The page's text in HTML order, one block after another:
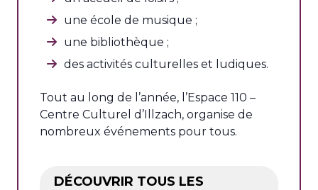
une école de musique ;
une bibliothèque ;
des activités culturelles et ludiques.
Tout au long de l’année, l’Espace 110 –
Centre Culturel d’Illzach, organise de
nombreux événements pour tous.
DÉCOUVRIR TOUS LES